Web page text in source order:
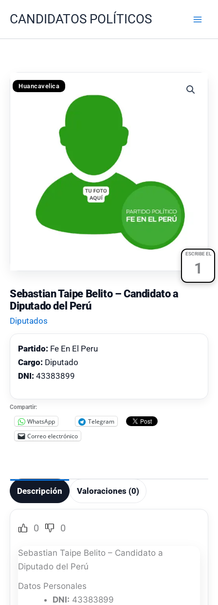
CANDIDATOS POLÍTICOS
ESCRIBE EL
1
Huancavelica
Sebastian Taipe Belito – Candidato a
Diputado del Perú
Diputados
Partido: Fe En El Peru
Cargo: Diputado
DNI: 43383899
Compartir:
WhatsApp
Telegram
Correo electrónico
Descripción Valoraciones (0)
0 0
Sebastian Taipe Belito – Candidato a
Diputado del Perú
Datos Personales
DNI: 43383899